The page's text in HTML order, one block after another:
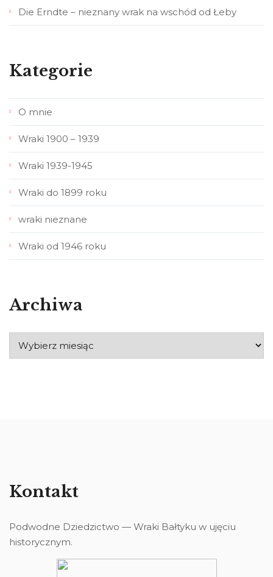
Die Erndte – nieznany wrak na wschód od Łeby
Kategorie
O mnie
Wraki 1900 – 1939
Wraki 1939-1945
Wraki do 1899 roku
wraki nieznane
Wraki od 1946 roku
Archiwa
Kontakt
Podwodne Dziedzictwo — Wraki Bałtyku w ujęciu
historycznym.